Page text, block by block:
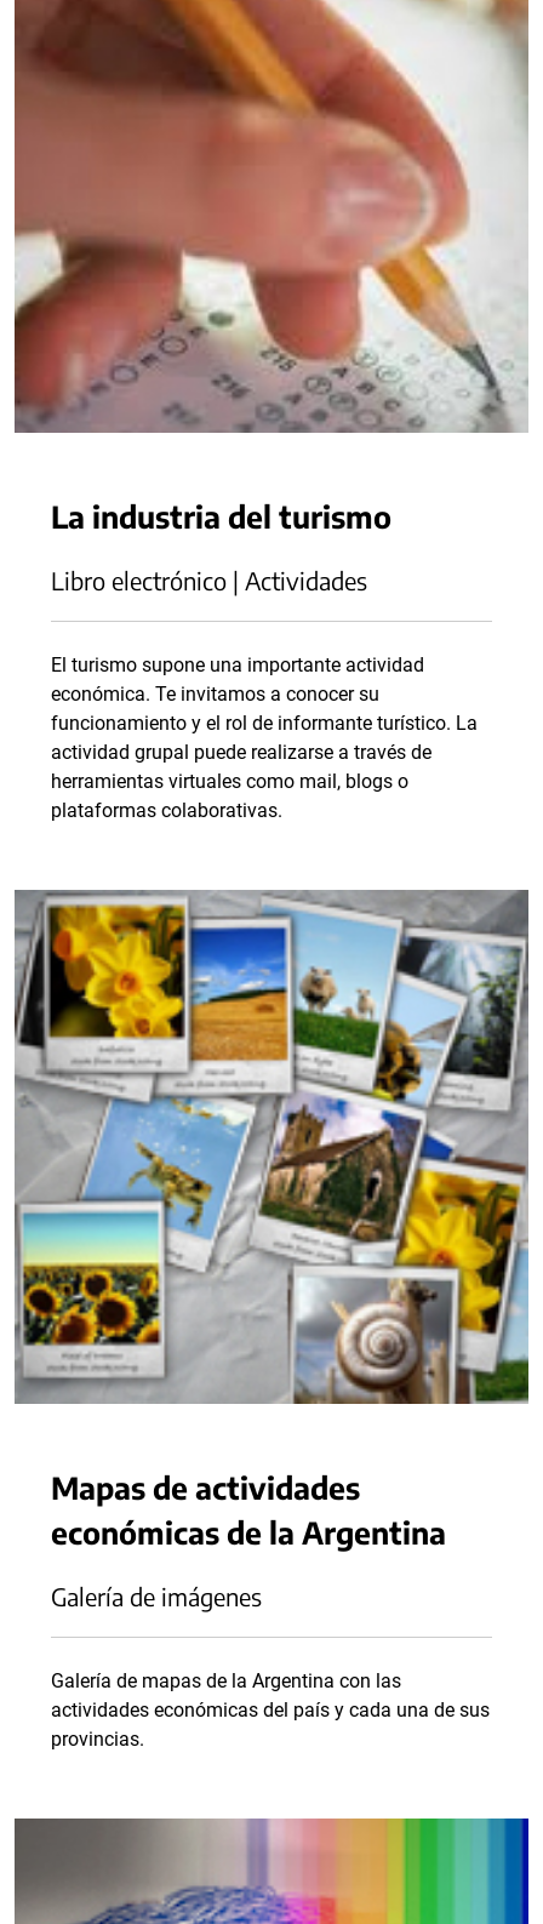
La industria del turismo
Libro electrónico | Actividades
El turismo supone una importante actividad
económica. Te invitamos a conocer su
funcionamiento y el rol de informante turístico. La
actividad grupal puede realizarse a través de
herramientas virtuales como mail, blogs o
plataformas colaborativas.
Mapas de actividades
económicas de la Argentina
Galería de imágenes
Galería de mapas de la Argentina con las
actividades económicas del país y cada una de sus
provincias.